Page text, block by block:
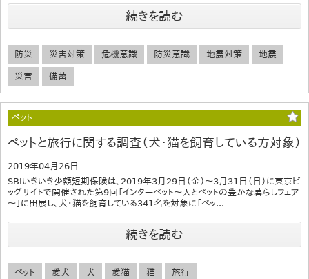
続きを読む
防災 災害対策 危機意識 防災意識 地震対策 地震
災害 備蓄
ペット
ペットと旅行に関する調査（犬・猫を飼育している方対象）
2019年04月26日
SBIいきいき少額短期保険は、2019年3月29日（金）～3月31日（日）に東京ビ
ッグサイトで開催された第9回「インターペット～人とペットの豊かな暮らしフェア
～」に出展し、犬・猫を飼育している341名を対象に「ペッ...
続きを読む
ペット 愛犬 犬 愛猫 猫 旅行